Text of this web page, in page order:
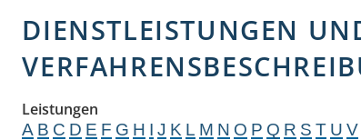
DIENSTLEISTUNGEN
Leistungen
A B C D E F G H I J K L M N O P Q R S T U V